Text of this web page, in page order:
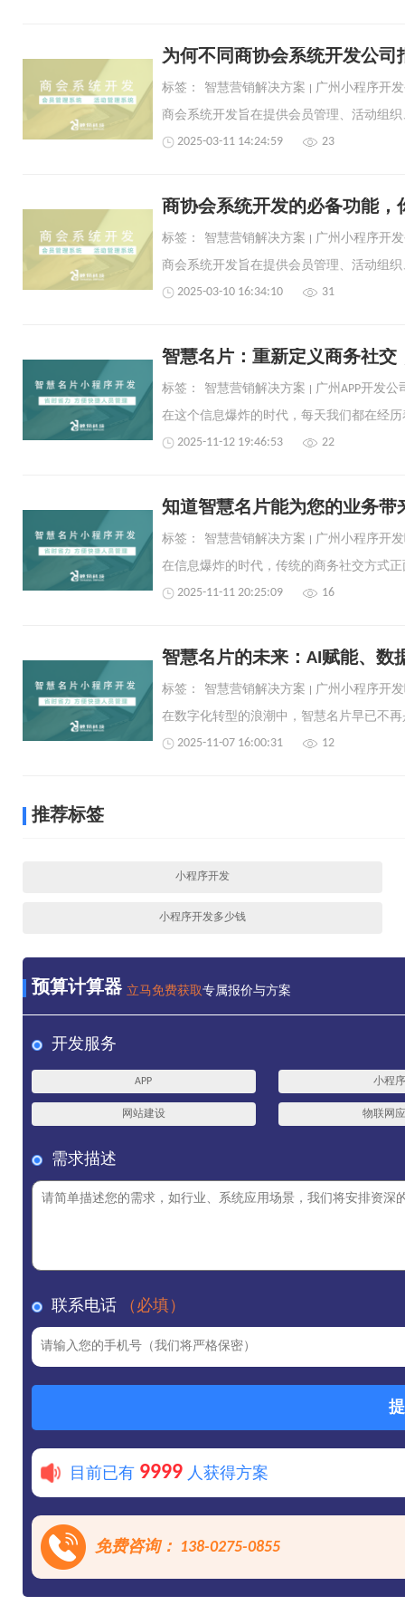
为何不同商协会系统开发公司
标签： 智慧营销解决方案 广州小程序开
2025-03-11 14:24:59 23
商协会系统开发的必备功能，
标签： 智慧营销解决方案 广州小程序开
2025-03-10 16:34:10 31
智慧名片：重新定义商务社交
标签： 智慧营销解决方案 广州APP开发公
2025-11-12 19:46:53 22
知道智慧名片能为您的业务带
标签： 智慧营销解决方案 广州小程序开
2025-11-11 20:25:09 16
智慧名片的未来：AI赋能、数
标签： 智慧营销解决方案 广州小程序开
2025-11-07 16:00:31 12
推荐标签
小程序开发
小程序开发多少钱
预算计算器 立马免费获取专属报价与方案
开发服务
APP 小程
网站建设 物联网
需求描述
联系电话 （必填）
目前已有 9999 人获得方案
免费咨询： 138-0275-0855